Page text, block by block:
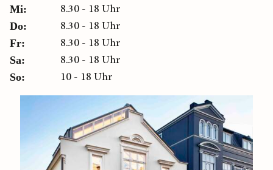
Mi: 8.30 - 18 Uhr
Do: 8.30 - 18 Uhr
Fr: 8.30 - 18 Uhr
Sa: 8.30 - 18 Uhr
So: 10 - 18 Uhr